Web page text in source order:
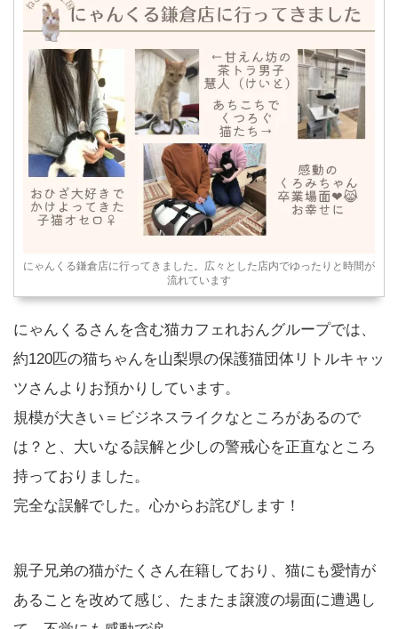
にゃんくる鎌倉店に行ってきました。広々とした店内でゆったりと時間が
流れています
にゃんくるさんを含む猫カフェれおんグループでは、
約120匹の猫ちゃんを山梨県の保護猫団体リトルキャッ
ツさんよりお預かりしています。
規模が大きい＝ビジネスライクなところがあるので
は？と、大いなる誤解と少しの警戒心を正直なところ
持っておりました。
完全な誤解でした。心からお詫びします！
親子兄弟の猫がたくさん在籍しており、猫にも愛情が
あることを改めて感じ、たまたま譲渡の場面に遭遇し